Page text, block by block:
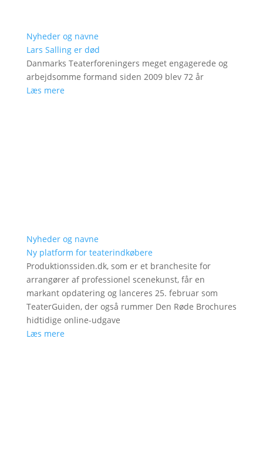
Nyheder og navne
Lars Salling er død
Danmarks Teaterforeningers meget engagerede og
arbejdsomme formand siden 2009 blev 72 år
Læs mere
Nyheder og navne
Ny platform for teaterindkøbere
Produktionssiden.dk, som er et branchesite for
arrangører af professionel scenekunst, får en
markant opdatering og lanceres 25. februar som
TeaterGuiden, der også rummer Den Røde Brochures
hidtidige online-udgave
Læs mere